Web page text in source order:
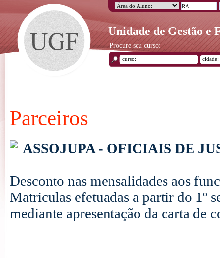
Unidade de Gestão e
Procure seu curso:
Parceiros
ASSOJUPA - OFICIAIS DE
Desconto nas mensalidades aos
Matriculas efetuadas a partir do 1º
mediante apresentação da carta de